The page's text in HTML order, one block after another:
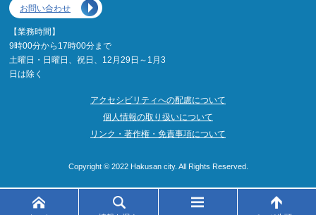
お問い合わせ
【業務時間】
9時00分から17時00分まで
土曜日・日曜日、祝日、12月29日～1月3
日は除く
アクセシビリティへの配慮について
個人情報の取り扱いについて
リンク・著作権・免責事項について
Copyright © 2022 Hakusan city. All Rights Reserved.